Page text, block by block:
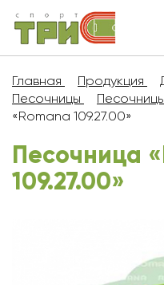
Главная Продукция
Песочницы
«Romana 109.27.00»
Песочница
109.27.00»